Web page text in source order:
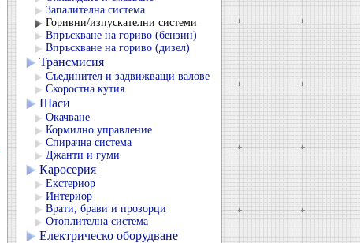
Запалителна система
Горивни/изпускателни системи
Впръскване на гориво (бензин)
Впръскване на гориво (дизел)
Трансмисия
Съединител и задвижващи валове
Скоростна кутия
Шаси
Окачване
Кормилно управление
Спирачна система
Джанти и гуми
Каросерия
Екстериор
Интериор
Врати, брави и прозорци
Отоплителна система
Електрическо оборудване